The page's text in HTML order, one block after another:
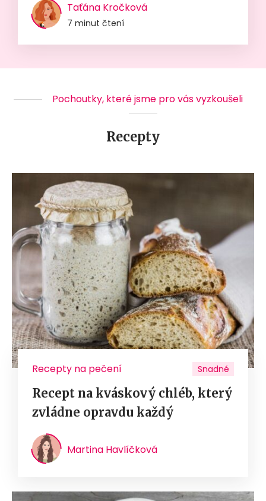
Taťána Kročková
7 minut čtení
Pochoutky, které jsme pro vás vyzkoušeli
Recepty
Recepty na pečení Snadné
Recept na kváskový chléb, který
zvládne opravdu každý
Martina Havlíčková